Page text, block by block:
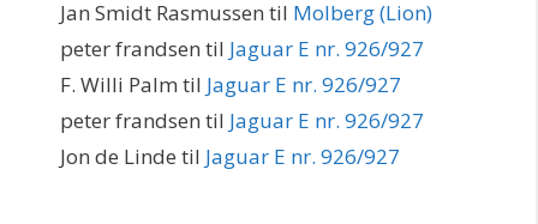
Jan Smidt Rasmussen til Molberg (Lion)
peter frandsen til Jaguar E nr. 926/927
F. Willi Palm til Jaguar E nr. 926/927
peter frandsen til Jaguar E nr. 926/927
Jon de Linde til Jaguar E nr. 926/927